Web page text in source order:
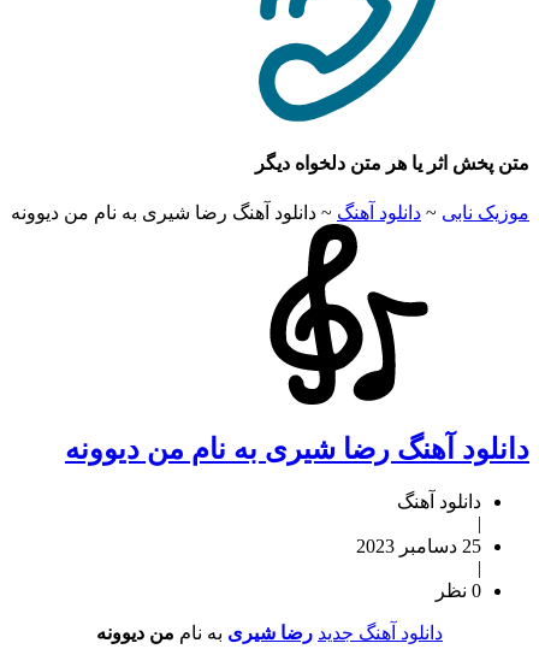
متن پخش اثر یا هر متن دلخواه دیگر
موزیک نابی ~ دانلود آهنگ ~ دانلود آهنگ رضا شیری به نام من دیوونه
دانلود آهنگ رضا شیری به نام من دیوونه
دانلود آهنگ
|
25 دسامبر 2023
|
0 نظر
دانلود آهنگ جدید رضا شیری به نام من دیوونه